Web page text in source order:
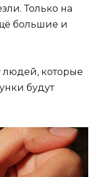
Только на
большие и
которые
будут